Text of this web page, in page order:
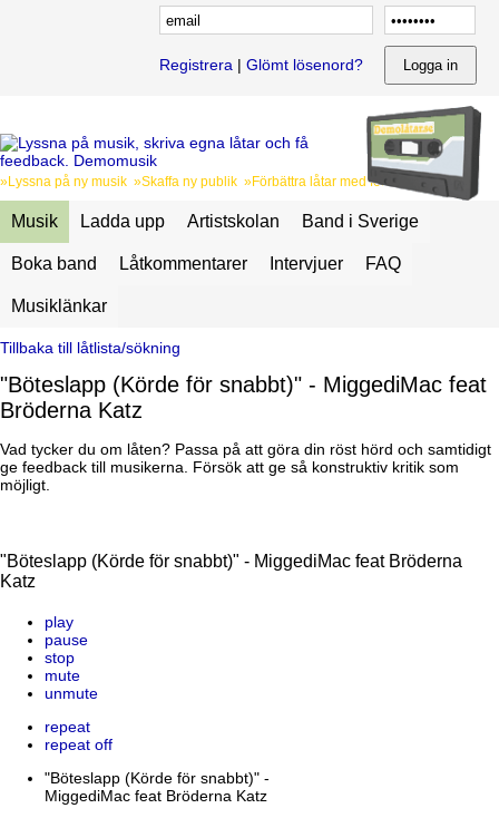
Registrera | Glömt lösenord?
»Lyssna på ny musik »Skaffa ny publik »Förbättra låtar med feedback
Musik Ladda upp Artistskolan Band i Sverige
Boka band Låtkommentarer Intervjuer FAQ
Musiklänkar
Tillbaka till låtlista/sökning
"Böteslapp (Körde för snabbt)" - MiggediMac feat
Bröderna Katz
Vad tycker du om låten? Passa på att göra din röst hörd och samtidigt
ge feedback till musikerna. Försök att ge så konstruktiv kritik som
möjligt.
"Böteslapp (Körde för snabbt)" - MiggediMac feat Bröderna
Katz
play
pause
stop
mute
unmute
repeat
repeat off
"Böteslapp (Körde för snabbt)" -
MiggediMac feat Bröderna Katz